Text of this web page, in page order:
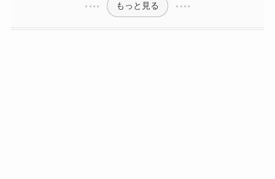
もっと見る